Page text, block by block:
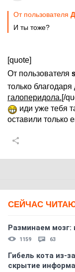
От пользователя
И ты тоже?
[quote]
От пользователя
только
галоперидола.[/
иди уже тебя
оставили только
СЕЙЧАС
Разминаем мозг:
1159 63
Гибель кота из-
скрытиe